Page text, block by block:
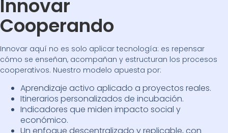
Innovar
Cooperando
Innovar aquí no es solo aplicar tecnología: es repensar
cómo se enseñan, acompañan y estructuran los procesos
cooperativos. Nuestro modelo apuesta por:
Aprendizaje activo aplicado a proyectos reales.
Itinerarios personalizados de incubación.
Indicadores que miden impacto social y
económico.